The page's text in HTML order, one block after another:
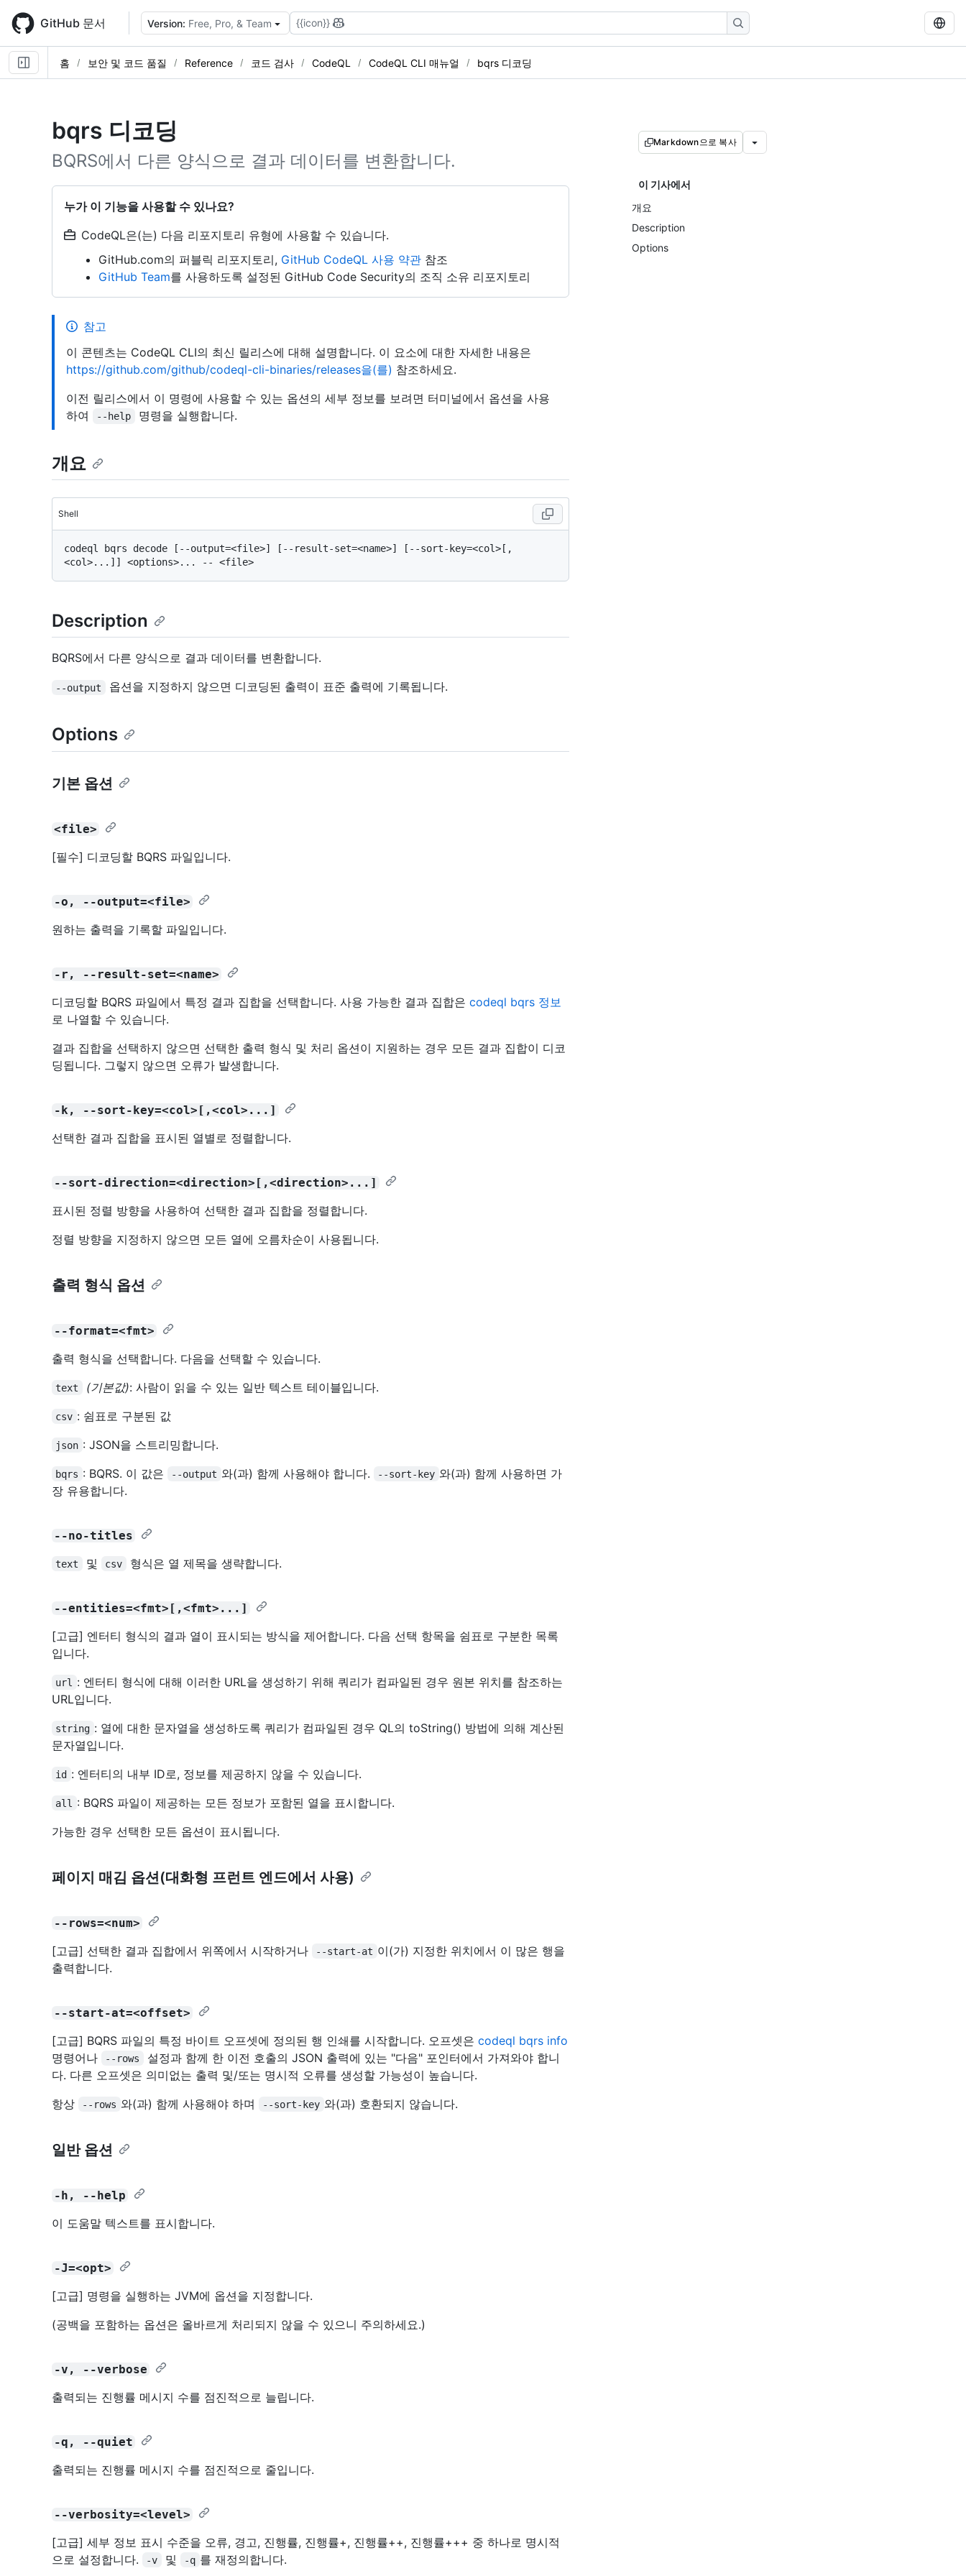
main
content
GitHub 문서 Version: Free, Pro, & Team {{icon}}
홈 보안 및 코드 품질 Reference 코드 검사 CodeQL CodeQL CLI 매뉴얼 bqrs 디코딩
bqrs 디코딩
BQRS에서 다른 양식으로 결과 데이터를 변환합니다.
누가 이 기능을 사용할 수 있나요?
CodeQL은(는) 다음 리포지토리 유형에 사용할 수 있습니다.
GitHub.com의 퍼블릭 리포지토리, GitHub CodeQL 사용 약관 참조
GitHub Team를 사용하도록 설정된 GitHub Code Security의 조직 소유 리포지토리
Markdown으로 복사
이 기사에서
개요
Description
Options
참고
이 콘텐츠는 CodeQL CLI의 최신 릴리스에 대해 설명합니다. 이 요소에 대한 자세한 내용은
https://github.com/github/codeql-cli-binaries/releases을(를) 참조하세요.
이전 릴리스에서 이 명령에 사용할 수 있는 옵션의 세부 정보를 보려면 터미널에서 옵션을 사용
하여
--help 명령을 실행합니다.
개요
Shell
codeql bqrs decode [--output=<file>] [--result-set=<name>] [--sort-key=<col>[,
Description
BQRS에서 다른 양식으로 결과 데이터를 변환합니다.
--output 옵션을 지정하지 않으면 디코딩된 출력이 표준 출력에 기록됩니다.
Options
기본 옵션
<file>
[필수] 디코딩할 BQRS 파일입니다.
-o, --output=<file>
원하는 출력을 기록할 파일입니다.
-r, --result-set=<name>
디코딩할 BQRS 파일에서 특정 결과 집합을 선택합니다. 사용 가능한 결과 집합은 codeql bqrs 정보
로 나열할 수 있습니다.
결과 집합을 선택하지 않으면 선택한 출력 형식 및 처리 옵션이 지원하는 경우 모든 결과 집합이 디코
딩됩니다. 그렇지 않으면 오류가 발생합니다.
-k, --sort-key=<col>[,<col>...]
선택한 결과 집합을 표시된 열별로 정렬합니다.
--sort-direction=<direction>[,<direction>...]
표시된 정렬 방향을 사용하여 선택한 결과 집합을 정렬합니다.
정렬 방향을 지정하지 않으면 모든 열에 오름차순이 사용됩니다.
출력 형식 옵션
--format=<fmt>
출력 형식을 선택합니다. 다음을 선택할 수 있습니다.
text (기본값): 사람이 읽을 수 있는 일반 텍스트 테이블입니다.
csv : 쉼표로 구분된 값
json : JSON을 스트리밍합니다.
bqrs : BQRS. 이 값은 --output 와(과) 함께 사용해야 합니다. --sort-key 와(과) 함께 사용하면 가
장 유용합니다.
--no-titles
text 및 csv 형식은 열 제목을 생략합니다.
--entities=<fmt>[,<fmt>...]
[고급] 엔터티 형식의 결과 열이 표시되는 방식을 제어합니다. 다음 선택 항목을 쉼표로 구분한 목록
입니다.
url
: 엔터티 형식에 대해 이러한 URL을 생성하기 위해 쿼리가 컴파일된 경우 원본 위치를 참조하는
URL입니다.
string : 열에 대한 문자열을 생성하도록 쿼리가 컴파일된 경우 QL의 toString() 방법에 의해 계산된
문자열입니다.
id : 엔터티의 내부 ID로, 정보를 제공하지 않을 수 있습니다.
all
: BQRS 파일이 제공하는 모든 정보가 포함된 열을 표시합니다.
가능한 경우 선택한 모든 옵션이 표시됩니다.
페이지 매김 옵션(대화형 프런트 엔드에서 사용)
--rows=<num>
[고급] 선택한 결과 집합에서 위쪽에서 시작하거나 --start-at 이(가) 지정한 위치에서 이 많은 행을
출력합니다.
--start-at=<offset>
[고급] BQRS 파일의 특정 바이트 오프셋에 정의된 행 인쇄를 시작합니다. 오프셋은 codeql bqrs info
명령어나
--rows
설정과 함께 한 이전 호출의 JSON 출력에 있는 "다음" 포인터에서 가져와야 합니
다. 다른 오프셋은 의미없는 출력 및/또는 명시적 오류를 생성할 가능성이 높습니다.
항상
--rows 와(과) 함께 사용해야 하며 --sort-key 와(과) 호환되지 않습니다.
일반 옵션
-h, --help
이 도움말 텍스트를 표시합니다.
-J=<opt>
[고급] 명령을 실행하는 JVM에 옵션을 지정합니다.
(공백을 포함하는 옵션은 올바르게 처리되지 않을 수 있으니 주의하세요.)
-v, --verbose
출력되는 진행률 메시지 수를 점진적으로 늘립니다.
-q, --quiet
출력되는 진행률 메시지 수를 점진적으로 줄입니다.
--verbosity=<level>
[고급] 세부 정보 표시 수준을 오류, 경고, 진행률, 진행률+, 진행률++, 진행률+++ 중 하나로 명시적
으로 설정합니다.
-v 및 -q 를 재정의합니다.